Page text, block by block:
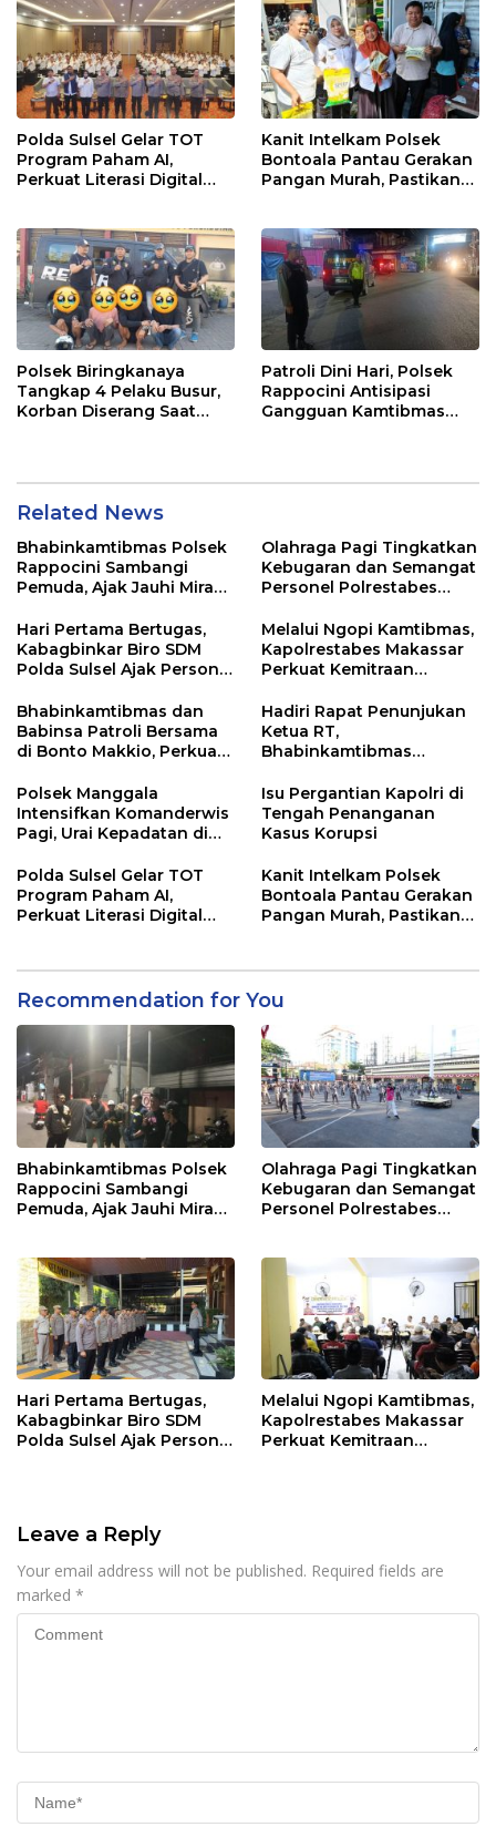
Polda Sulsel Gelar TOT
Program Paham AI,
Perkuat Literasi Digital
Kanit Intelkam Polsek
Bontoala Pantau Gerakan
Pangan Murah, Pastikan
Polsek Biringkanaya
Tangkap 4 Pelaku Busur,
Korban Diserang Saat
Patroli Dini Hari, Polsek
Rappocini Antisipasi
Gangguan Kamtibmas
Related News
Bhabinkamtibmas Polsek
Rappocini Sambangi
Pemuda, Ajak Jauhi Miras,
Olahraga Pagi Tingkatkan
Kebugaran dan Semangat
Personel Polrestabes
Hari Pertama Bertugas,
Kabagbinkar Biro SDM
Polda Sulsel Ajak Personel
Kebersihan
Melalui Ngopi Kamtibmas,
Kapolrestabes Makassar
Perkuat Kemitraan
Bhabinkamtibmas dan
Babinsa Patroli Bersama
di Bonto Makkio, Perkuat
Hadiri Rapat Penunjukan
Ketua RT,
Bhabinkamtibmas
Pentingnya Sinergi
dengan Warga
Polsek Manggala
Intensifkan Komanderwis
Pagi, Urai Kepadatan di
Isu Pergantian Kapolri di
Tengah Penanganan
Kasus Korupsi
Polda Sulsel Gelar TOT
Program Paham AI,
Perkuat Literasi Digital
Kanit Intelkam Polsek
Bontoala Pantau Gerakan
Pangan Murah, Pastikan
Recommendation for You
Bhabinkamtibmas Polsek
Rappocini Sambangi
Pemuda, Ajak Jauhi Miras,
Olahraga Pagi Tingkatkan
Kebugaran dan Semangat
Personel Polrestabes
Hari Pertama Bertugas,
Kabagbinkar Biro SDM
Polda Sulsel Ajak Personel
Melalui Ngopi Kamtibmas,
Kapolrestabes Makassar
Perkuat Kemitraan
Leave a Reply
Your email address will not be published. Required fields are
marked *